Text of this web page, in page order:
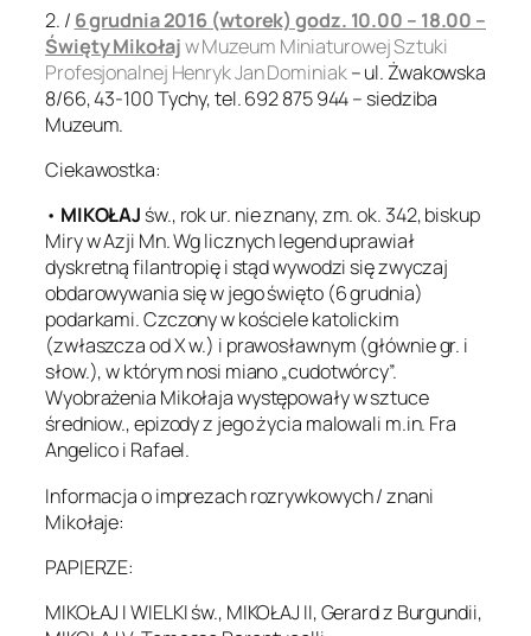
2. / 6 grudnia 2016 (wtorek) godz. 10.00 – 18.00 –
Święty Mikołajw Muzeum Miniaturowej Sztuki
Profesjonalnej Henryk Jan Dominiak– ul. Żwakowska
8/66, 43-100 Tychy, tel. 692 875 944 – siedziba
Muzeum.
Ciekawostka:
• MIKOŁAJ św., rok ur. nie znany, zm. ok. 342, biskup
Miry w Azji Mn. Wg licznych legend uprawiał
dyskretną filantropię i stąd wywodzi się zwyczaj
obdarowywania się w jego święto (6 grudnia)
podarkami. Czczony w kościele katolickim
(zwłaszcza od X w.) i prawosławnym (głównie gr. i
słow.), w którym nosi miano „cudotwórcy”.
Wyobrażenia Mikołaja występowały w sztuce
średniow., epizody z jego życia malowali m.in. Fra
Angelico i Rafael.
Informacja o imprezach rozrywkowych / znani
Mikołaje:
PAPIERZE:
MIKOŁAJ I WIELKI św., MIKOŁAJ II, Gerard z Burgundii,